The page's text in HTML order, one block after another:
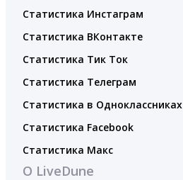
Статистика Инстаграм
Статистика ВКонтакте
Статистика Тик Ток
Статистика Телеграм
Статистика в Одноклассниках
Статистика Facebook
Статистика Макс
О LiveDune